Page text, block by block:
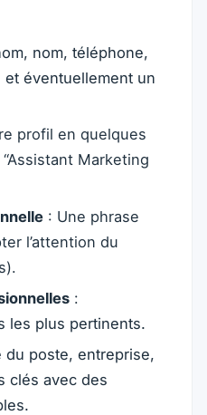
nom, téléphone,
éventuellement un
profil en quelques
Marketing
: Une phrase
l’attention du
:
les plus pertinents.
du poste, entreprise,
clés avec des